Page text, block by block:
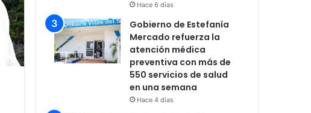
Hace 6 días
Gobierno de Estefanía
Mercado refuerza la
atención médica
preventiva con más de
550 servicios de salud
en una semana
Hace 4 días